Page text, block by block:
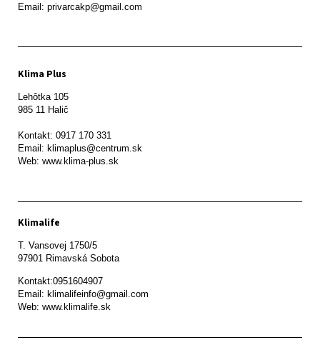
Email: privarcakp@gmail.com
Klima Plus
Lehôtka 105
985 11 Halič
Kontakt: 0917 170 331
Email: klimaplus@centrum.sk
Klimalife
T. Vansovej 1750/5
97901 Rimavská Sobota
Kontakt:0951604907
Email: klimalifeinfo@gmail.com
Web: www.klimalife.sk